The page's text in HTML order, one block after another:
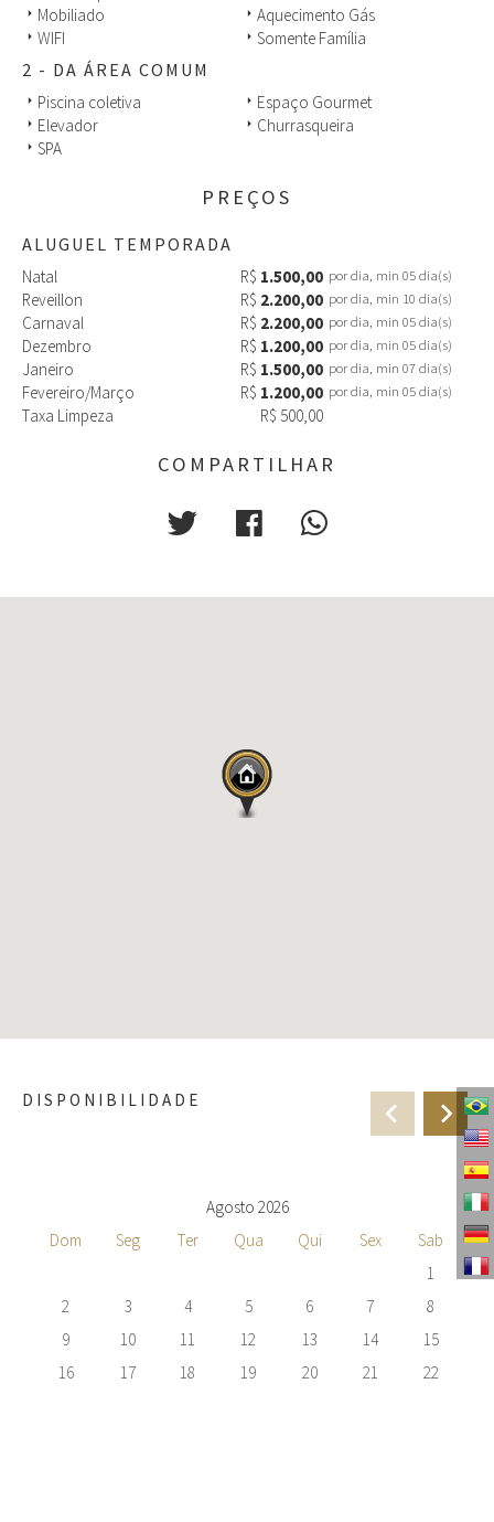
arrow_right Mobiliado arrow_right Aquecimento Gás
arrow_right WIFI arrow_right Somente Família
2 - DA ÁREA COMUM
arrow_right Piscina coletiva arrow_right Espaço Gourmet
arrow_right Elevador arrow_right Churrasqueira
arrow_right SPA
PREÇOS
ALUGUEL TEMPORADA
Natal R$ 1.500,00 por dia, min 05 dia(s)
Reveillon R$ 2.200,00 por dia, min 10 dia(s)
Carnaval R$ 2.200,00 por dia, min 05 dia(s)
Dezembro R$ 1.200,00 por dia, min 05 dia(s)
Janeiro R$ 1.500,00 por dia, min 07 dia(s)
Fevereiro/Março R$ 1.200,00 por dia, min 05 dia(s)
Taxa Limpeza R$ 500,00
COMPARTILHAR
DISPONIBILIDADE
Agosto 2026
Dom
Seg Ter Qua Qui Sex
Sab
1
2
3 4 5 6 7
8
9
10 11 12 13 14
15
16
17 18 19 20 21
22